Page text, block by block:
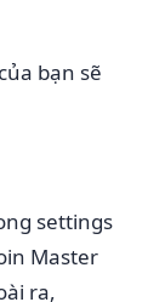
bạn sẽ
settings
Master
ra,